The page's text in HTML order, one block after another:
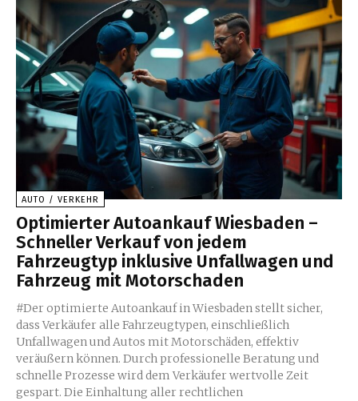
AUTO / VERKEHR
Optimierter Autoankauf Wiesbaden –
Schneller Verkauf von jedem
Fahrzeugtyp inklusive Unfallwagen und
Fahrzeug mit Motorschaden
#Der optimierte Autoankauf in Wiesbaden stellt sicher,
dass Verkäufer alle Fahrzeugtypen, einschließlich
Unfallwagen und Autos mit Motorschäden, effektiv
veräußern können. Durch professionelle Beratung und
schnelle Prozesse wird dem Verkäufer wertvolle Zeit
gespart. Die Einhaltung aller rechtlichen